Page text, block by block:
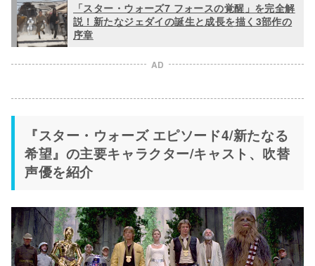
「スター・ウォーズ7 フォースの覚醒」を完全解
説！新たなジェダイの誕生と成長を描く3部作の
序章
AD
『スター・ウォーズ エピソード4/新たなる
希望』の主要キャラクター/キャスト、吹替
声優を紹介